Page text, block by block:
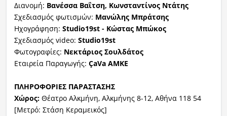
Διανομή: Βανέσσα Βαΐτση, Κωνσταντίνος Ντάτης
Σχεδιασμός φωτισμών: Μανώλης Μπράτσης
Ηχογράφηση: Studio19st - Κώστας Μπώκος
Σχεδιασμός video: Studio19st
Φωτογραφίες: Νεκτάριος Σουλδάτος
Εταιρεία Παραγωγής: ÇaVa ΑΜΚΕ
ΠΛΗΡΟΦΟΡΙΕΣ ΠΑΡΑΣΤΑΣΗΣ
Χώρος:Θέατρο Αλκμήνη, Αλκμήνης 8-12, Αθήνα 118 54
[Μετρό: Στάση Κεραμεικός]